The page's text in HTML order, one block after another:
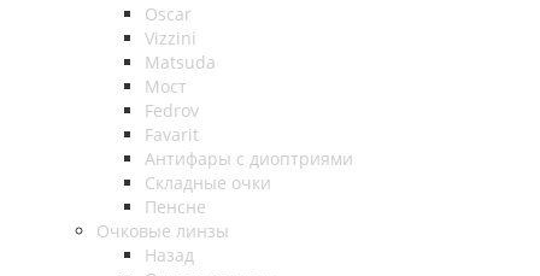
Oscar
Vizzini
Matsuda
Мост
Fedrov
Favarit
Антифары с диоптриями
Складные очки
Пенсне
Очковые линзы
Назад